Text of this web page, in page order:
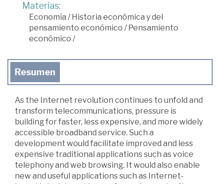
Materias:
Economía /Historia económica y del
pensamiento económico /Pensamiento
económico /
Resumen
As the Internet revolution continues to unfold and
transform telecommunications, pressure is
building for faster, less expensive, and more widely
accessible broadband service. Such a
development would facilitate improved and less
expensive traditional applications such as voice
telephony and web browsing. It would also enable
new and useful applications such as Internet-